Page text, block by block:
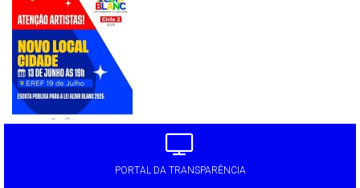
PORTAL DA TRANSPARÊNCIA
'